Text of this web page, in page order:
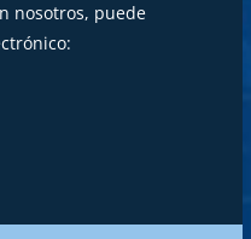
nosotros, puede